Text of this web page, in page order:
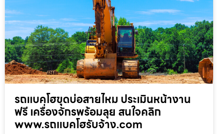
รถแบคโฮขุดบ่อสายไหม ประเมินหน้างาน
ฟรี เครื่องจักรพร้อมลุย สนใจคลิก
www.รถแบคโฮรับจ้าง.com